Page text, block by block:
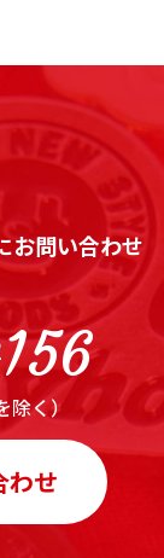
お問い合わせ
く）
わせ